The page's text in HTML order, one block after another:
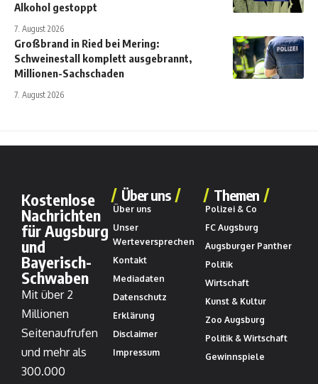
Alkohol gestoppt
7. August 2026
Großbrand in Ried bei Mering:
Schweinestall komplett ausgebrannt,
Millionen-Sachschaden
7. August 2026
Kostenlose
Nachrichten
für Augsburg
und
Bayerisch-
Schwaben
Mit über 2
Millionen
Seitenaufrufen
und mehr als
300.000
Über uns
Über uns
Unser
Werteversprechen
Kontakt
Mediadaten
Datenschutz
Erklärung
Disclaimer
Impressum
Themen
Polizei & Co
FC Augsburg
Augsburger Panther
Politik
Wirtschaft
Kunst & Kultur
Zoo Augsburg
Politik & Wirtschaft
Gewinnspiele